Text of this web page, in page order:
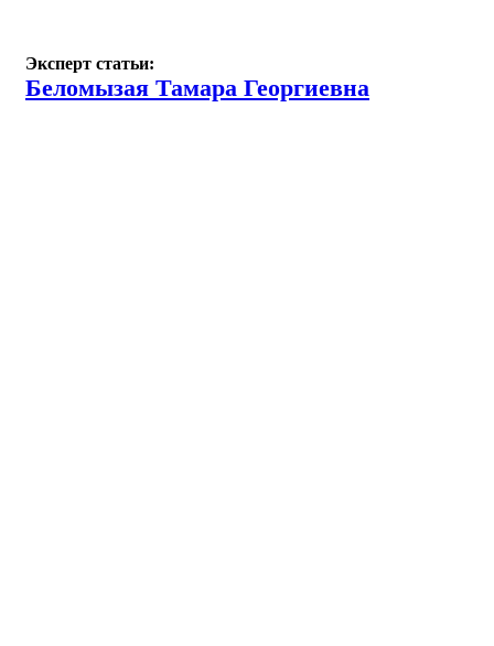
Эксперт статьи:
Беломызая Тамара Георгиевна